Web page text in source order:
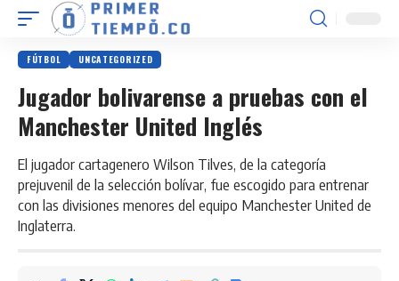
FÚTBOL UNCATEGORIZED
Jugador bolivarense a pruebas con el
Manchester United Inglés
El jugador cartagenero Wilson Tilves, de la categoría
prejuvenil de la selección bolívar, fue escogido para entrenar
con las divisiones menores del equipo Manchester United de
Inglaterra.